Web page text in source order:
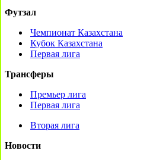
Футзал
Чемпионат Казахстана
Кубок Казахстана
Первая лига
Трансферы
Премьер лига
Первая лига
Вторая лига
Новости